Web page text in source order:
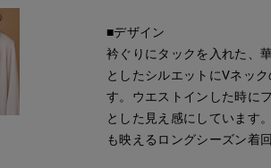
■デザイン
衿ぐりにタックを入れた、
としたシルエットにVネッ
す。ウエストインした時に
とした見え感にしています
も映えるロングシーズン着